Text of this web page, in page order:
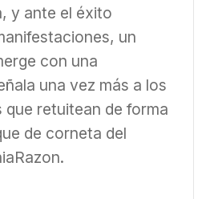
y ante el éxito
un
con una
una vez más a los
retuitean de forma
de corneta del